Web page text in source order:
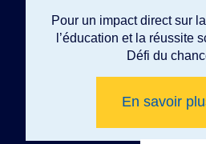
Pour un impact direct sur
l’éducation et la réussite
Défi du
En savoir